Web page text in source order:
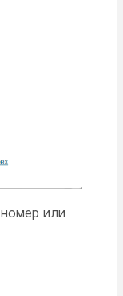
номер или